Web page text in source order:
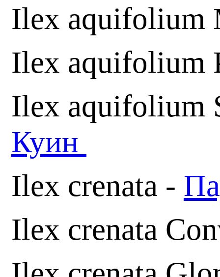
Ilex
Ilex aquifolium
Ilex aquifolium
Куин
Ilex crenata -
Ilex crenata